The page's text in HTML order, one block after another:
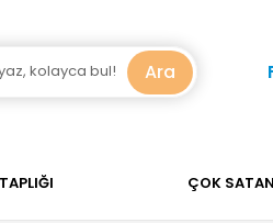
Gün Kargo! 700 TL Üzeri
Ara
ÇOK